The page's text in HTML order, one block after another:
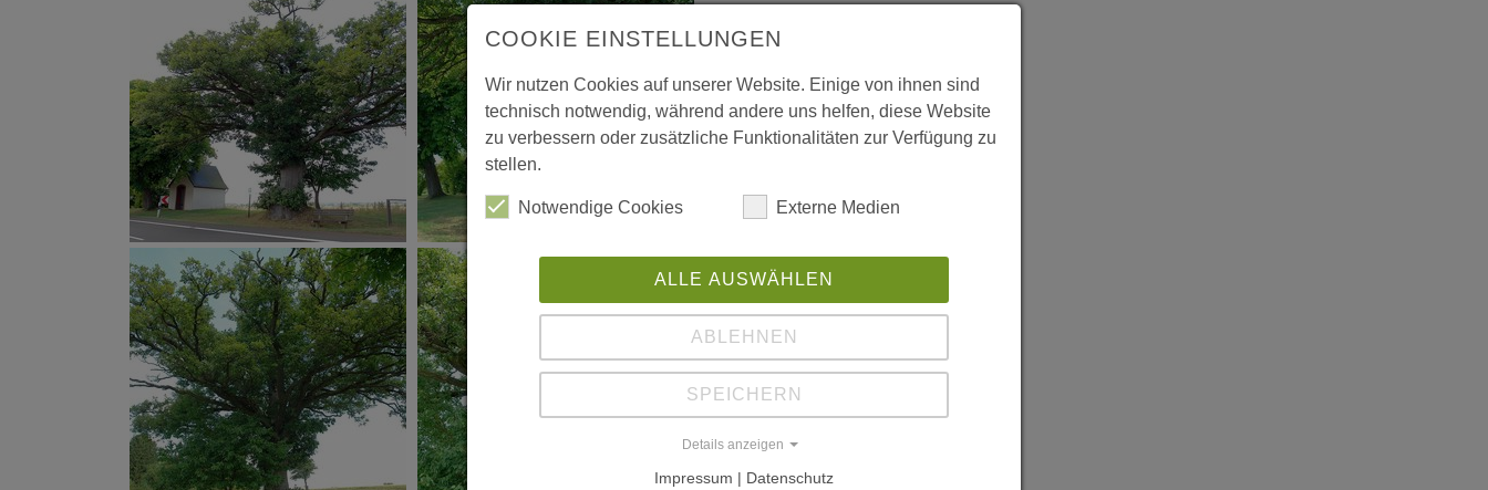
COOKIE EINSTELLUNGEN
Wir nutzen Cookies auf unserer Website. Einige von ihnen sind
technisch notwendig, während andere uns helfen, diese Website
zu verbessern oder zusätzliche Funktionalitäten zur Verfügung zu
stellen.
Notwendige Cookies Externe Medien
ALLE AUSWÄHLEN
ABLEHNEN
SPEICHERN
Details anzeigen
Impressum | Datenschutz